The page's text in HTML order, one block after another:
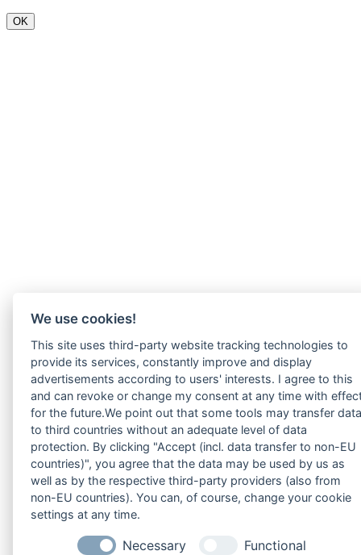
OK
We use cookies!
This site uses third-party website tracking technologies to
provide its services, constantly improve and display
advertisements according to users' interests. I agree to this
and can revoke or change my consent at any time with
for the future.We point out that some tools may transfer
to third countries without an adequate level of data
protection. By clicking "Accept (incl. data transfer to non-EU
countries)", you agree that the data may be used by us as
well as by the respective third-party providers (also from
non-EU countries). You can, of course, change your cookie
settings at any time.
Necessary Functional